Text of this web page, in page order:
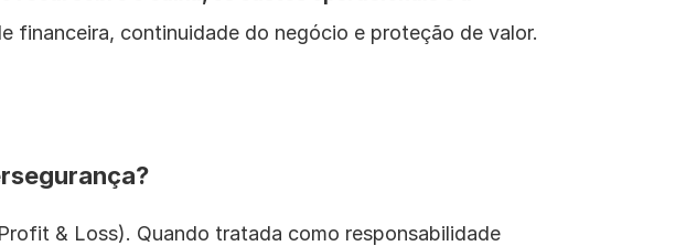
financeira, continuidade do negócio e proteção de valor.
& Loss). Quando tratada como responsabilidade